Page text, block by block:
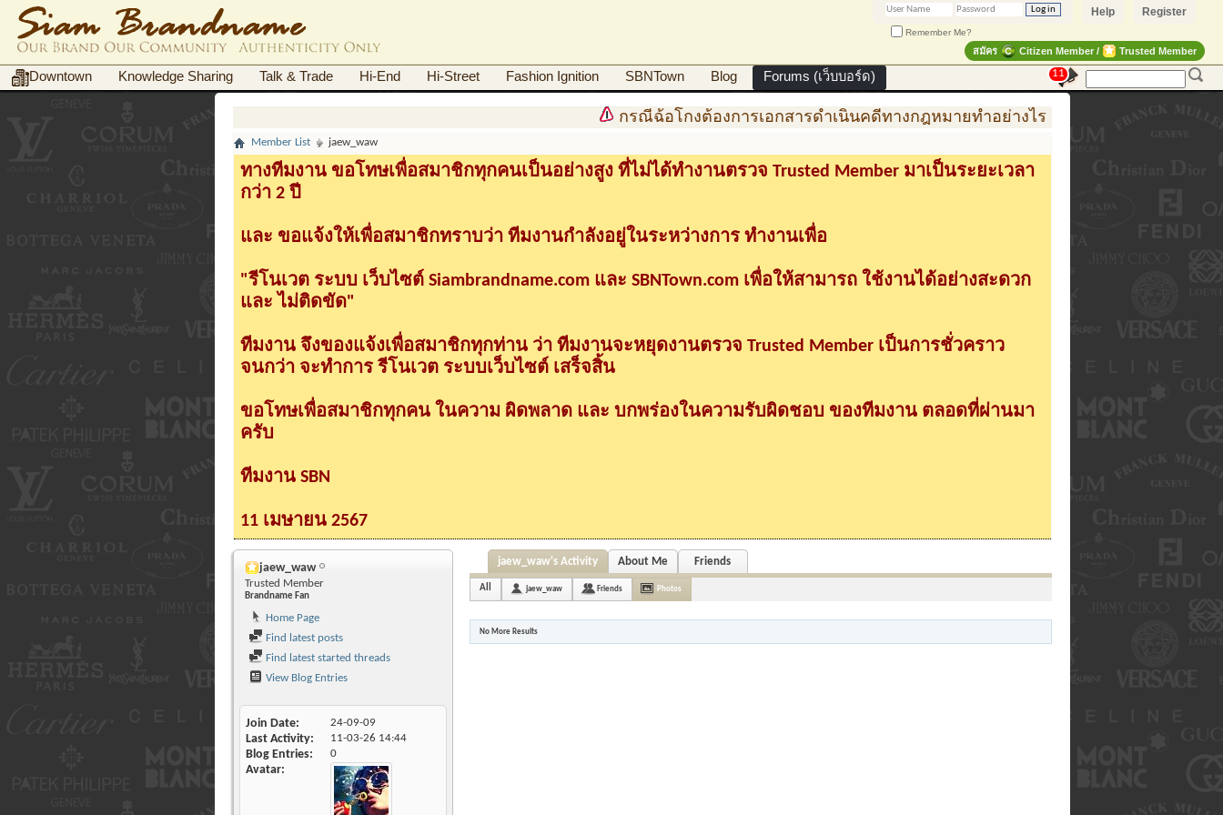
Register
Help
Remember Me?
สมัคร Citizen Member / Trusted Member
Downtown Knowledge Sharing Talk & Trade Hi-End Hi-Street Fashion Ignition SBNTown Blog Forums (เว็บบอร์ด) 11
กรณีฉ้อโกงต้องการเอกสารดำเนินคดีทางกฎหมายทำอย่างไร
Member List jaew_waw
ทางทีมงาน ขอโทษเพื่อสมาชิกทุกคนเป็นอย่างสูง ที่ไม่ได้ทำงานตรวจ Trusted Member มาเป็นระยะเวลา
กว่า 2 ปี
และ ขอแจ้งให้เพื่อสมาชิกทราบว่า ทีมงานกำลังอยู่ในระหว่างการ ทำงานเพื่อ
"รีโนเวต ระบบ เว็บไซต์ Siambrandname.com และ SBNTown.com เพื่อให้สามารถ ใช้งานได้อย่างสะดวก
และ ไม่ติดขัด"
ทีมงาน จึงของแจ้งเพื่อสมาชิกทุกท่าน ว่า ทีมงานจะหยุดงานตรวจ Trusted Member เป็นการชั่วคราว
จนกว่า จะทำการ รีโนเวต ระบบเว็บไซต์ เสร็จสิ้น
ขอโทษเพื่อสมาชิกทุกคน ในความ ผิดพลาด และ บกพร่องในความรับผิดชอบ ของทีมงาน ตลอดที่ผ่านมา
ครับ
ทีมงาน SBN
11 เมษายน 2567
jaew_waw
Trusted Member
Brandname Fan
Home Page
Find latest posts
Find latest started threads
View Blog Entries
Join Date 24-09-09
Last Activity 11-03-26 14:44
Blog Entries 0
Avatar
jaew_waw's Activity About Me Friends
All jaew_waw Friends Photos
No More Results